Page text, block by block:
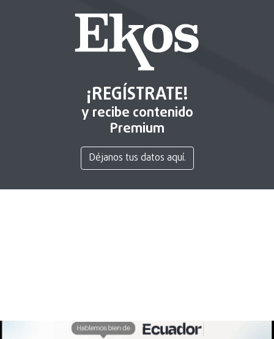
¡REGÍSTRATE!
y recibe contenido
Premium
Déjanos tus datos aquí.